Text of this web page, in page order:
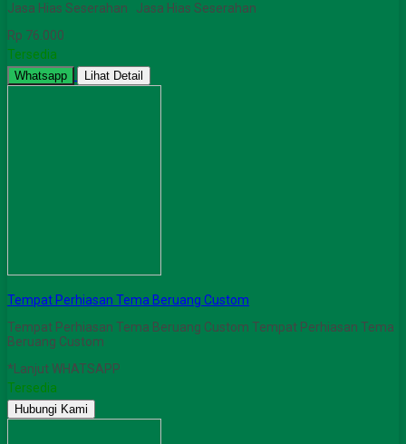
Jasa Hias Seserahan Jasa Hias Seserahan
Rp 76.000
Tersedia
Whatsapp Lihat Detail
Tempat Perhiasan Tema Beruang Custom
Tempat Perhiasan Tema Beruang Custom Tempat Perhiasan Tema
Beruang Custom
*Lanjut WHATSAPP
Tersedia
Hubungi Kami